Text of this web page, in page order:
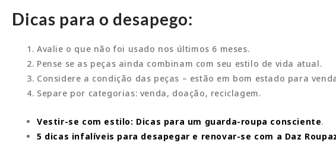
Dicas para o desapego:
Avalie o que não foi usado nos últimos 6 meses.
Pense se as peças ainda combinam com seu estilo de vida atual.
Considere a condição das peças – estão em bom estado para
Separe por categorias: venda, doação, reciclagem.
Vestir-se com estilo: Dicas para um guarda-roupa consciente.
5 dicas infalíveis para desapegar e renovar-se com a Daz